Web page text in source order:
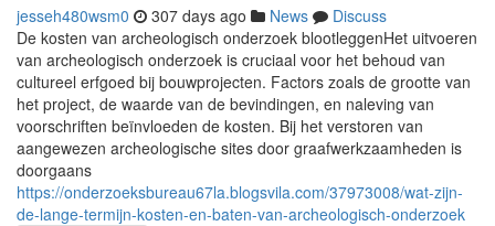
jesseh480wsm0 307 days ago News
Discuss
De kosten van archeologisch onderzoek blootleggenHet uitvoeren
van archeologisch onderzoek is cruciaal voor het behoud van
cultureel erfgoed bij bouwprojecten. Factors zoals de grootte van
het project, de waarde van de bevindingen, en naleving van
voorschriften beïnvloeden de kosten. Bij het verstoren van
aangewezen archeologische sites door graafwerkzaamheden is
doorgaans
https://onderzoeksbureau67la.blogsvila.com/37973008/wat-zijn-
de-lange-termijn-kosten-en-baten-van-archeologisch-onderzoek